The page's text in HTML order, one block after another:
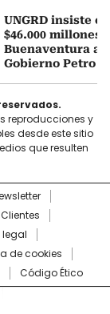
UNGRD insiste
$46.000 millones
Buenaventura a
Gobierno Petro
reproducciones y
desde este sitio
que resulten
legal
de cookies
Código Ético